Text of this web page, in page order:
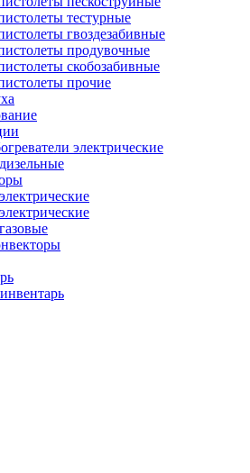
тестурные
гвоздезабивные
продувочные
скобозабивные
прочие
электрические